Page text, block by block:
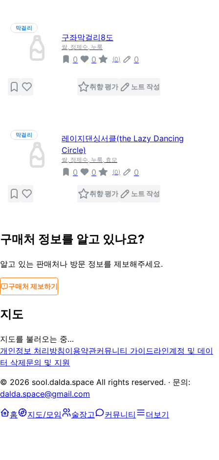
막걸리
구좌막걸리8도
쌀, 정제수, 누룩
0 0 (0) 0
취향 평가 노트 작성
막걸리
레이지댄싱서클(the Lazy Dancing
Circle)
쌀, 정제수, 누룩, 효모
0 0 (0) 0
취향 평가 노트 작성
구매처 정보를 알고 있나요?
알고 있는 판매처나 방문 정보를 제보해주세요.
구매처 제보하기
지도
지도를 불러오는 중…
개인정보 처리방침이용약관커뮤니티 가이드라인계정 및 데이
터 삭제문의 및 지원
© 2026 sool.dalda.space All rights reserved. · 문의:
dalda.space@gmail.com
홈 지도/모임 술장고 커뮤니티 더보기